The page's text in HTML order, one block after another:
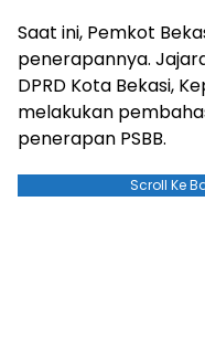
Saat ini, Pemkot
penerapannya.
DPRD Kota Bekasi,
melakukan
penerapan PSBB.
Scroll Ke